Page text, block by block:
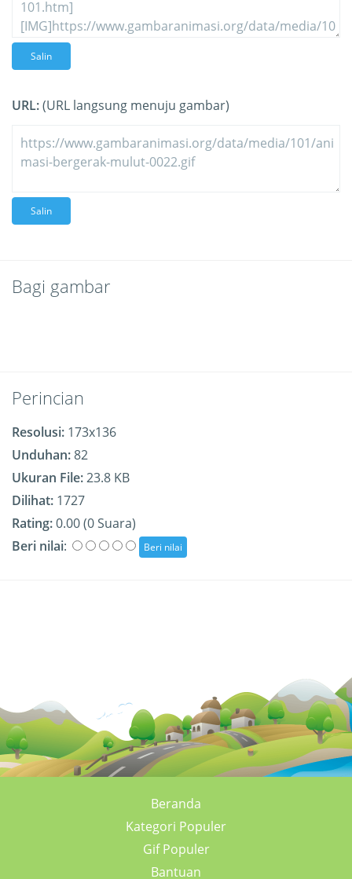
Salin
URL:(URL langsung menuju gambar)
Salin
Bagi gambar
Perincian
Resolusi: 173x136
Unduhan:82
Ukuran File:23.8 KB
Dilihat: 1727
Rating:0.00 (0 Suara)
Beri nilai:
Beranda
Kategori Populer
Gif Populer
Bantuan